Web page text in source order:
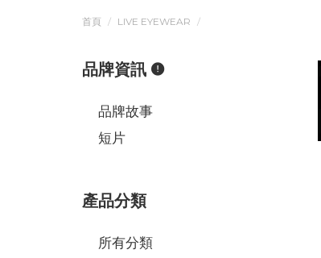
首頁 LIVE EYEWEAR
品牌資訊
品牌故事
短片
產品分類
所有分類